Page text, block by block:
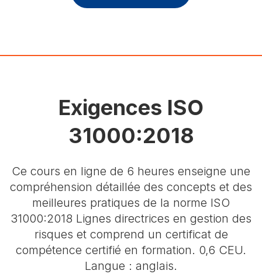
Exigences ISO
31000:2018
Ce cours en ligne de 6 heures enseigne une
compréhension détaillée des concepts et des
meilleures pratiques de la norme ISO
31000:2018 Lignes directrices en gestion des
risques et comprend un certificat de
compétence certifié en formation. 0,6 CEU.
Langue : anglais.